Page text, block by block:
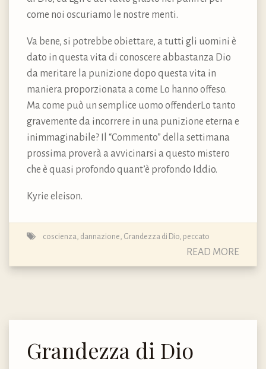
come noi oscuriamo le nostre menti.
Va bene, si potrebbe obiettare, a tutti gli uomini è
dato in questa vita di conoscere abbastanza Dio
da meritare la punizione dopo questa vita in
maniera proporzionata a come Lo hanno offeso.
Ma come può un semplice uomo offenderLo tanto
gravemente da incorrere in una punizione eterna e
inimmaginabile? Il “Commento” della settimana
prossima proverà a avvicinarsi a questo mistero
che è quasi profondo quant’è profondo Iddio.
Kyrie eleison.
coscienza, dannazione, Grandezza di Dio, peccato
READ MORE
Grandezza di Dio